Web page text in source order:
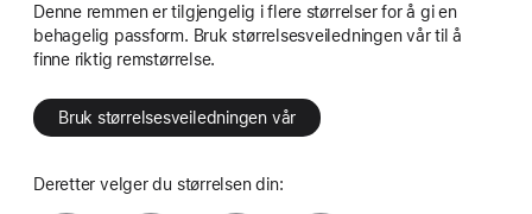
Denne remmen er tilgjengelig i flere størrelser for å gi en
behagelig passform. Bruk størrelsesveiledningen vår til å
finne riktig remstørrelse.
Bruk størrelsesveiledningen vår
Deretter velger du størrelsen din: